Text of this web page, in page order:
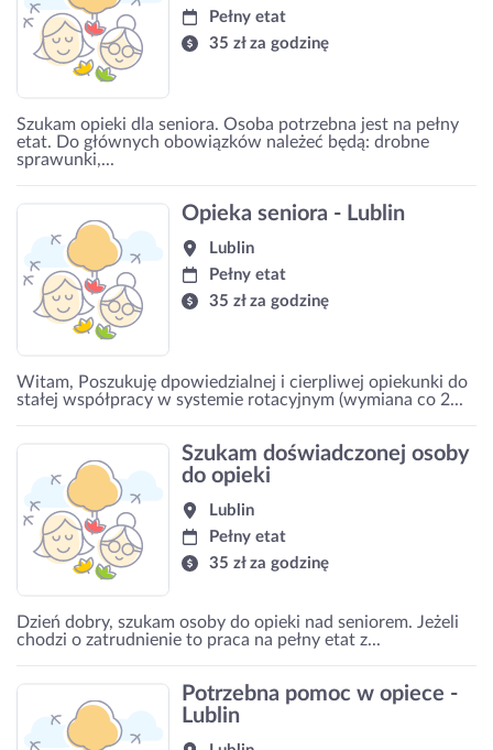
Pełny etat
35 zł za godzinę
Szukam opieki dla seniora. Osoba potrzebna jest na pełny
etat. Do głównych obowiązków należeć będą: drobne
sprawunki,...
Opieka seniora - Lublin
Lublin
Pełny etat
35 zł za godzinę
Witam, Poszukuję dpowiedzialnej i cierpliwej opiekunki do
stałej współpracy w systemie rotacyjnym (wymiana co 2...
Szukam doświadczonej osoby
do opieki
Lublin
Pełny etat
35 zł za godzinę
Dzień dobry, szukam osoby do opieki nad seniorem. Jeżeli
chodzi o zatrudnienie to praca na pełny etat z...
Potrzebna pomoc w opiece -
Lublin